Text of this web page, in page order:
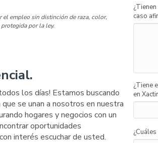
empleo sin distinción de raza, color,
por la ley.
los días! Estamos buscando
se unan a nosotros en nuestra
hogares y negocios con un
oportunidades
interés escuchar de usted.
caso
¿Tiene
en